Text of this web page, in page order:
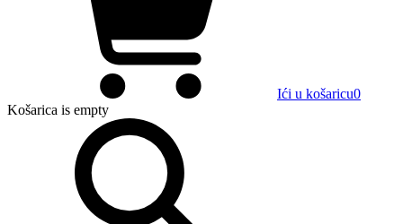
Ići u košaricu0
Košarica is empty